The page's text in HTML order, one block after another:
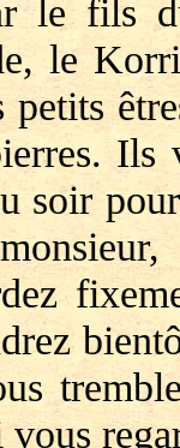
le fils
le
petits
Ils
soir